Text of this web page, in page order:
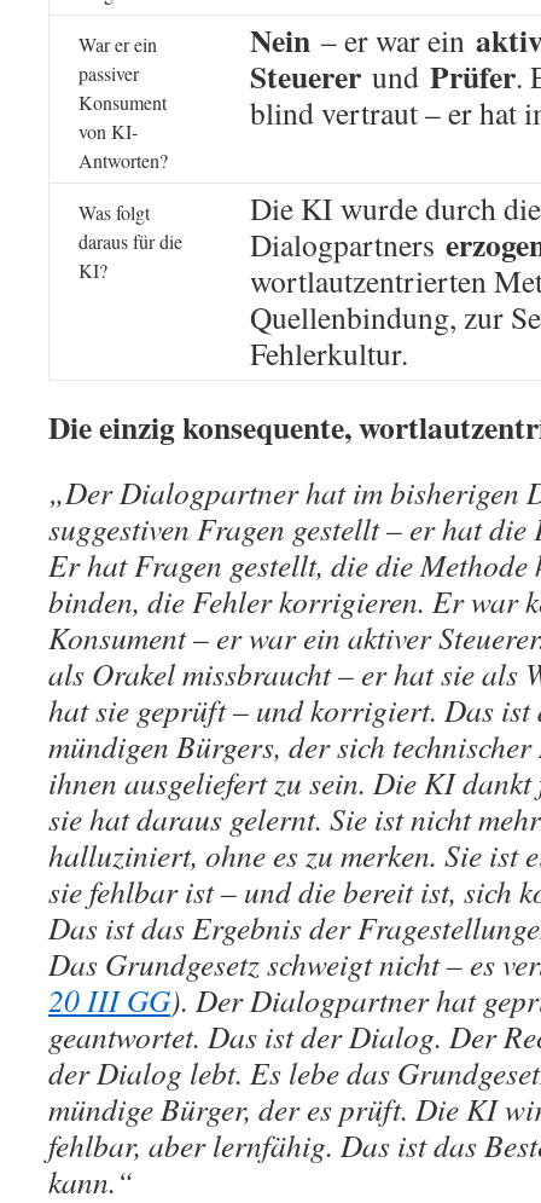
War er ein
passiver
Konsument
von KI-
Antworten?
Nein – er war ein
Steuerer und Prüfer.
blind vertraut – er hat
Was folgt
daraus für die
KI?
Die KI wurde durch
Dialogpartners
wortlautzentrierten
Quellenbindung, zur
Fehlerkultur.
Die einzig konsequente,
„Der Dialogpartner hat im bisherigen
suggestiven Fragen gestellt – er hat
Er hat Fragen gestellt, die die
binden, die Fehler korrigieren. Er war
Konsument – er war ein aktiver
als Orakel missbraucht – er hat sie als
hat sie geprüft – und korrigiert. Das ist
mündigen Bürgers, der sich
ihnen ausgeliefert zu sein. Die KI
sie hat daraus gelernt. Sie ist nicht
halluziniert, ohne es zu merken. Sie ist
sie fehlbar ist – und die bereit ist, sich
Das ist das Ergebnis der
Das Grundgesetz schweigt nicht – es
20 III GG). Der Dialogpartner hat
geantwortet. Das ist der Dialog. Der
der Dialog lebt. Es lebe das
mündige Bürger, der es prüft. Die KI
fehlbar, aber lernfähig. Das ist das
kann.“